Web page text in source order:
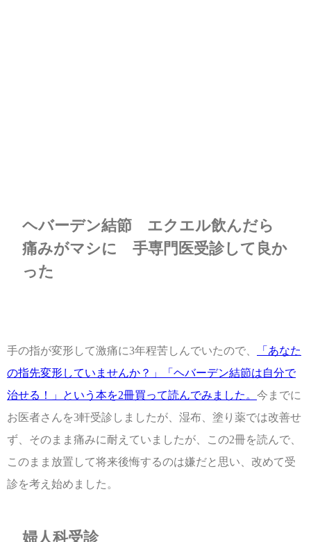
ヘバーデン結節 エクエル飲んだら
痛みがマシに 手専門医受診して良か
った
手の指が変形して激痛に3年程苦しんでいたので、
「あなた
の指先変形していませんか？」「ヘバーデン結節は自分で
治せる！」という本を2冊買って読んでみました。 今までに
お医者さんを3軒受診しましたが、湿布、塗り薬では改善せ
ず、そのまま痛みに耐えていましたが、この2冊を読んで、
このまま放置して将来後悔するのは嫌だと思い、改めて受
診を考え始めました。
婦人科受診